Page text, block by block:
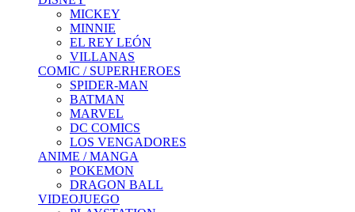
MICKEY
MINNIE
EL REY LEÓN
VILLANAS
COMIC / SUPERHEROES
SPIDER-MAN
BATMAN
MARVEL
DC COMICS
LOS VENGADORES
ANIME / MANGA
POKEMON
DRAGON BALL
VIDEOJUEGO